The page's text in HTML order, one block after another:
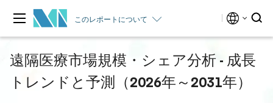
このレポートについて
遠隔医療市場規模・シェア分析 - 成長
トレンドと予測（2026年～2031年）